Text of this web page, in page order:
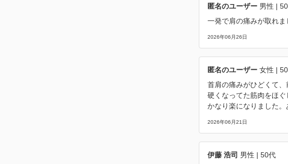
匿名のユーザー 男性 |
一発で肩の痛みが取れま
2026年06月26日
匿名のユーザー 女性 |
首肩の痛みがひどくて、
硬くなってた筋肉をほぐ
かなり楽になりました
2026年06月21日
伊藤 浩司 男性 | 50代